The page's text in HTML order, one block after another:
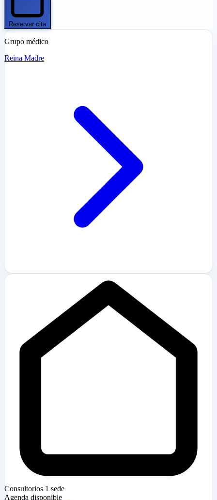
Reservar cita
Grupo médico
Reina Madre
Consultorios 1 sede
Agenda disponible